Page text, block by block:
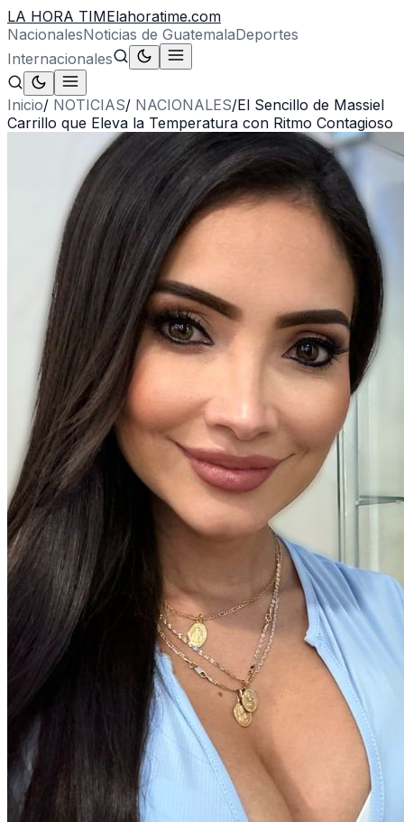
LA HORA TIMElahoratime.com
NacionalesNoticias de GuatemalaDeportes
Internacionales
Inicio/ NOTICIAS/ NACIONALES/El Sencillo de Massiel
Carrillo que Eleva la Temperatura con Ritmo Contagioso